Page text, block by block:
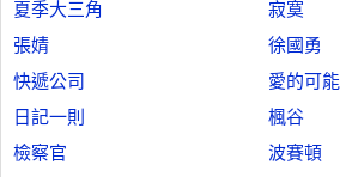
夏季大三角
寂寞
張婧
徐國勇
快遞公司
愛的可能
日記一則
楓谷
檢察官
波賽頓